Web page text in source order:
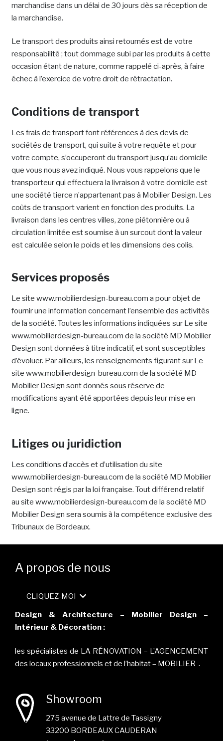
marchandise dans un délai de 30 jours dès sa réception de
la marchandise.
Le transport des produits ainsi retournés est de votre
responsabilité ; tout dommage subi par les produits à cette
occasion étant de nature, comme rappelé ci-après, à faire
échec à l’exercice de votre droit de rétractation.
Conditions de transport
Les frais de transport font références à des devis de
sociétés de transport, qui suite à votre requête et pour
votre compte, s’occuperont du transport jusqu’au domicile
que vous nous avez indiqué. Nous vous rappelons que le
transporteur qui effectuera la livraison à votre domicile est
une société tierce n’appartenant pas à Mobilier Design. Les
coûts de transport varient en fonction des produits. La
livraison dans les centres villes, zone piétonnière ou à
circulation limitée est soumise à un surcout dont la valeur
est calculée selon le poids et les dimensions des colis.
Services proposés
Le site www.mobilierdesign-bureau.com a pour objet de
fournir une information concernant l’ensemble des activités
de la société. Toutes les informations indiquées sur Le site
www.mobilierdesign-bureau.com de la société MD Mobilier
Design sont données à titre indicatif, et sont susceptibles
d’évoluer. Par ailleurs, les renseignements figurant sur Le
site www.mobilierdesign-bureau.com de la société MD
Mobilier Design sont donnés sous réserve de
modifications ayant été apportées depuis leur mise en
ligne.
Litiges ou juridiction
Les conditions d’accès et d’utilisation du site
www.mobilierdesign-bureau.com de la société MD Mobilier
Design sont régis par la loi française. Tout différend relatif
au site www.mobilierdesign-bureau.com de la société MD
Mobilier Design sera soumis à la compétence exclusive des
Tribunaux de Bordeaux.
A propos de nous
CLIQUEZ-MOI
Design & Architecture – Mobilier Design –
Intérieur & Décoration :
les spécialistes de LA RÉNOVATION – L’AGENCEMENT
des locaux professionnels et de l’habitat – MOBILIER .
Showroom
275 avenue de Lattre de Tassigny
33200 BORDEAUX CAUDERAN